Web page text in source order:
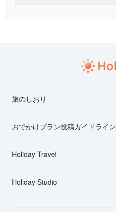
旅のしおり
おでかけプラン投稿ガイドライン
Holiday Travel
Holiday Studio